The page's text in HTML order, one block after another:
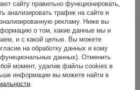
819,00 ГРН /шт.
ДОБАВИТЬ В КОРЗИНУ
сайту правильно функционировать,
анализировать трафик на сайте и
рекламу. Ниже вы
о том, какие данные мы и
и с какой целью. Вы можете
на обработку данных и кому
данных). Отменить
момент, удалив файлы cookies в
информации вы можете найти в